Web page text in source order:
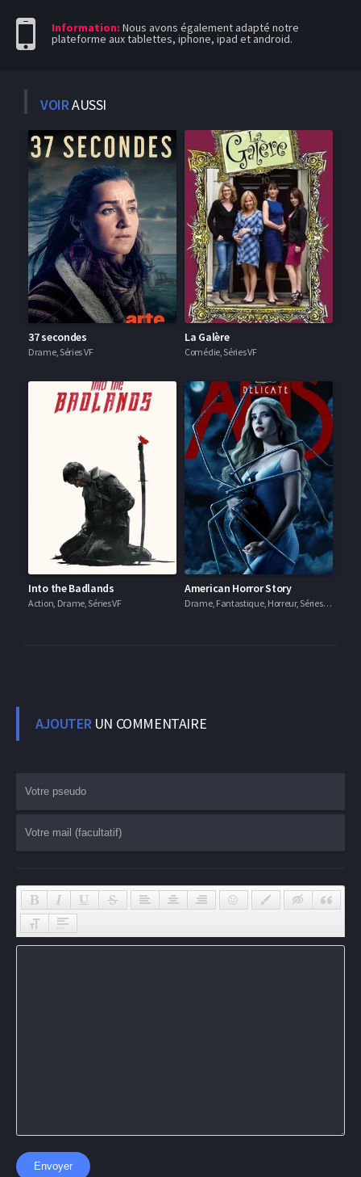
Information: Nous avons également adapté notre
plateforme aux tablettes, iphone, ipad et android.
VOIRAUSSI
37 secondes
Drame, Séries VF
La Galère
Comédie, Séries VF
Into the Badlands
Action, Drame, Séries VF
American Horror Story
Drame, Fantastique, Horreur, Séries VF
AJOUTERUN COMMENTAIRE
Envoyer